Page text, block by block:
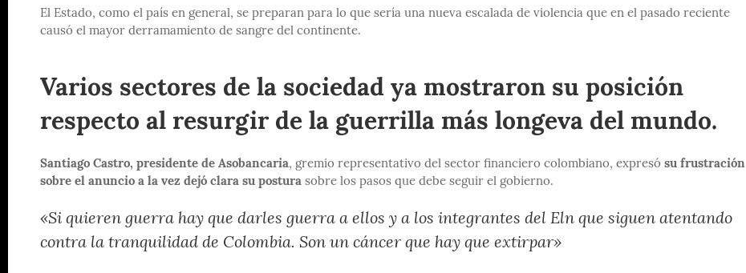
El Estado, como el país en general, se preparan para lo que sería una nueva escalada de violencia que en el pasado reciente
causó el mayor derramamiento de sangre del continente.
Varios sectores de la sociedad ya mostraron su posición
respecto al resurgir de la guerrilla más longeva del mundo.
Santiago Castro, presidente de Asobancaria, gremio representativo del sector financiero colombiano, expresó su frustración
sobre el anuncio a la vez dejó clara su postura sobre los pasos que debe seguir el gobierno.
«Si quieren guerra hay que darles guerra a ellos y a los integrantes del Eln que siguen atentando
contra la tranquilidad de Colombia. Son un cáncer que hay que extirpar»